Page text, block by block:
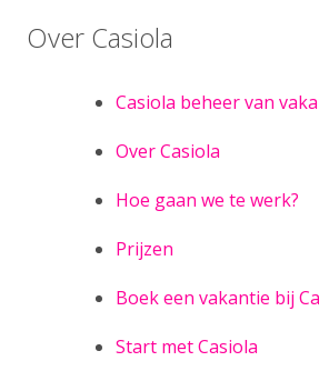
Over Casiola
Casiola beheer van
Over Casiola
Hoe gaan we te werk?
Prijzen
Boek een vakantie bij
Start met Casiola